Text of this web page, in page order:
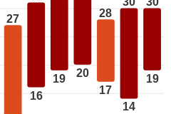
27
16
19 20
28
17
14
19